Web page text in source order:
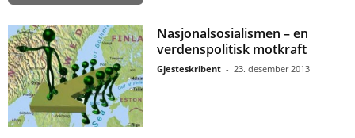
Nasjonalsosialismen – en
verdenspolitisk motkraft
Gjesteskribent - 23. desember 2013